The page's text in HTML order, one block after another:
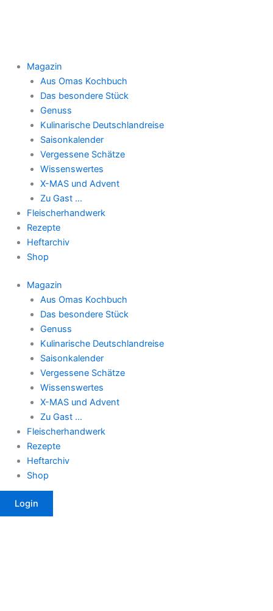
Magazin
Aus Omas Kochbuch
Das besondere Stück
Genuss
Kulinarische Deutschlandreise
Saisonkalender
Vergessene Schätze
Wissenswertes
X-MAS und Advent
Zu Gast …
Fleischerhandwerk
Rezepte
Heftarchiv
Shop
Magazin
Aus Omas Kochbuch
Das besondere Stück
Genuss
Kulinarische Deutschlandreise
Saisonkalender
Vergessene Schätze
Wissenswertes
X-MAS und Advent
Zu Gast …
Fleischerhandwerk
Rezepte
Heftarchiv
Shop
Login